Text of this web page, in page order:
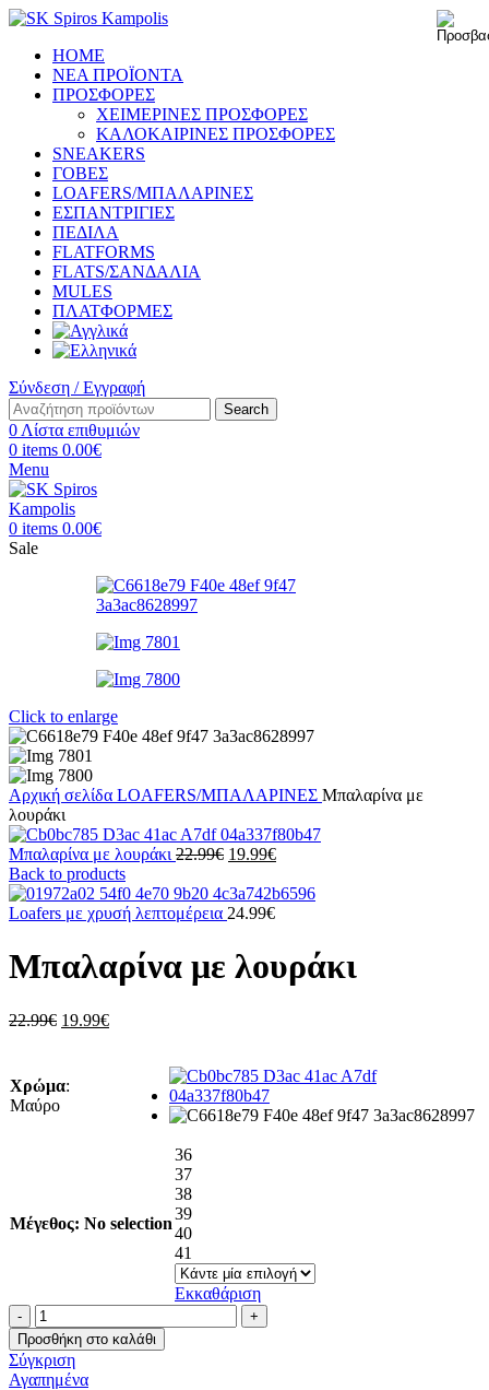
HOME
ΝΕΑ ΠΡΟΪΟΝΤΑ
ΠΡΟΣΦΟΡΕΣ
ΧΕΙΜΕΡΙΝΕΣ ΠΡΟΣΦΟΡΕΣ
ΚΑΛΟΚΑΙΡΙΝΕΣ ΠΡΟΣΦΟΡΕΣ
SNEAKERS
ΓΟΒΕΣ
LOAFERS/ΜΠΑΛΑΡΙΝΕΣ
ΕΣΠΑΝΤΡΙΓΙΕΣ
ΠΕΔΙΛΑ
FLATFORMS
FLATS/ΣΑΝΔΑΛΙΑ
MULES
ΠΛΑΤΦΟΡΜΕΣ
Σύνδεση / Εγγραφή
Search
0 Λίστα επιθυμιών
0 items 0.00€
Menu
0 items 0.00€
Sale
Click to enlarge
Αρχική σελίδα LOAFERS/ΜΠΑΛΑΡΙΝΕΣ Μπαλαρίνα με
λουράκι
Μπαλαρίνα με λουράκι 22.99€ Original
was:
22.99€.
19.99€Η
τιμή
Back to products
Loafers με χρυσή λεπτομέρεια 24.99€
Μπαλαρίνα με λουράκι
22.99€ Original
19.99€Η
19.99€.
Χρώμα:
Μαύρο
Μέγεθος: No selection
36
37
38
39
40
41
Εκκαθάριση
Μπαλαρίνα
με
λουράκι
ποσότητα
Προσθήκη στο καλάθι
Σύγκριση
Αγαπημένα